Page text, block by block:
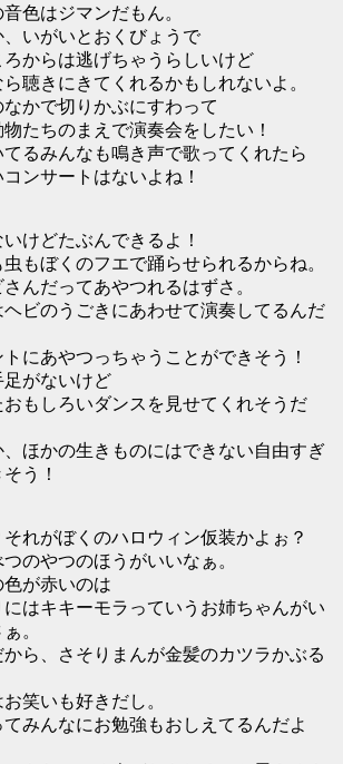
色はジマンだもん。
、いがいとおくびょうで
からは逃げちゃうらしいけど
聴きにきてくれるかもしれないよ。
なかで切りかぶにすわって
たちのまえで演奏会をしたい！
るみんなも鳴き声で歌ってくれたら
ンサートはないよね！
けどたぶんできるよ！
もぼくのフエで踊らせられるからね。
んだってあやつれるはずさ。
ビのうごきにあわせて演奏してるんだ
にあやつっちゃうことができそう！
がないけど
おもしろいダンスを見せてくれそうだ
ほかの生きものにはできない自由すぎ
う！
それがぼくのハロウィン仮装かよぉ？
のやつのほうがいいなぁ。
が赤いのは
はキキーモラっていうお姉ちゃんがい
。
ら、さそりまんが金髪のカツラかぶる
笑いも好きだし。
みんなにお勉強もおしえてるんだよ